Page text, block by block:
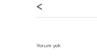
<
Yorum yok